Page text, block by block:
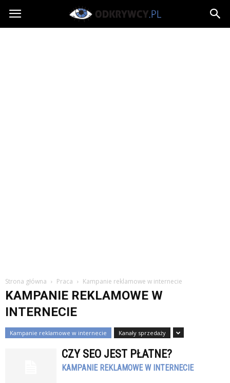
Odkrywcy.pl
Strona główna Praca Kampanie reklamowe w internecie
KAMPANIE REKLAMOWE W
INTERNECIE
Kampanie reklamowe w internecie Kanały sprzedaży
CZY SEO JEST PŁATNE?
KAMPANIE REKLAMOWE W INTERNECIE